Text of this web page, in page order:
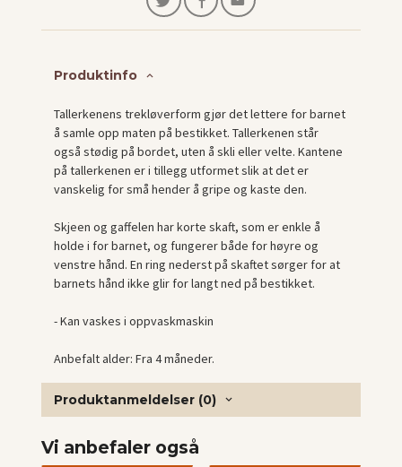
Produktinfo
Tallerkenens trekløverform gjør det lettere for barnet
å samle opp maten på bestikket. Tallerkenen står
også stødig på bordet, uten å skli eller velte. Kantene
på tallerkenen er i tillegg utformet slik at det er
vanskelig for små hender å gripe og kaste den.
Skjeen og gaffelen har korte skaft, som er enkle å
holde i for barnet, og fungerer både for høyre og
venstre hånd. En ring nederst på skaftet sørger for at
barnets hånd ikke glir for langt ned på bestikket.
- Kan vaskes i oppvaskmaskin
Anbefalt alder: Fra 4 måneder.
Produktanmeldelser (0)
Vi anbefaler også